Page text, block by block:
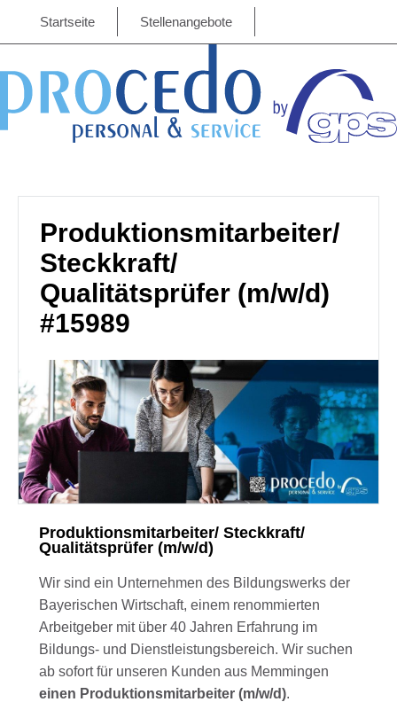
Startseite Stellenangebote
Produktionsmitarbeiter/
Steckkraft/
Qualitätsprüfer (m/w/d)
#15989
Produktionsmitarbeiter/ Steckkraft/
Qualitätsprüfer (m/w/d)
Wir sind ein Unternehmen des Bildungswerks der
Bayerischen Wirtschaft, einem renommierten
Arbeitgeber mit über 40 Jahren Erfahrung im
Bildungs- und Dienstleistungsbereich. Wir suchen
ab sofort für unseren Kunden aus Memmingen
einen Produktionsmitarbeiter (m/w/d).